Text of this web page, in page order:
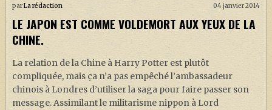
parLa rédaction 04 janvier 2014
LE JAPON EST COMME VOLDEMORT AUX YEUX DE LA
CHINE.
La relation de la Chine à Harry Potter est plutôt
compliquée, mais ça n’a pas empêché l’ambassadeur
chinois à Londres d’utiliser la saga pour faire passer son
message. Assimilant le militarisme nippon à Lord